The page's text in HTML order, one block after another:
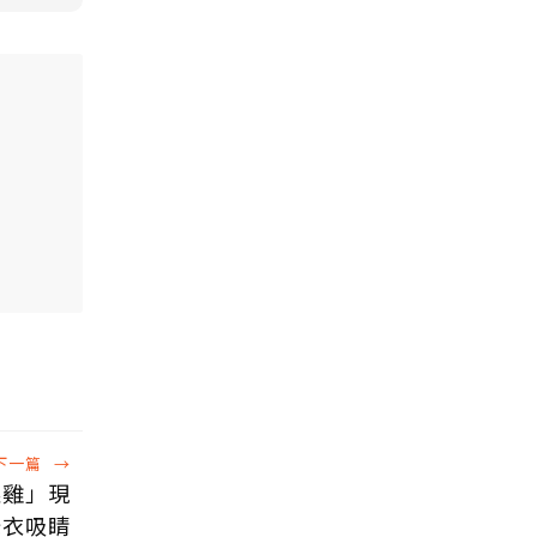
一篇 →
」現
吸睛